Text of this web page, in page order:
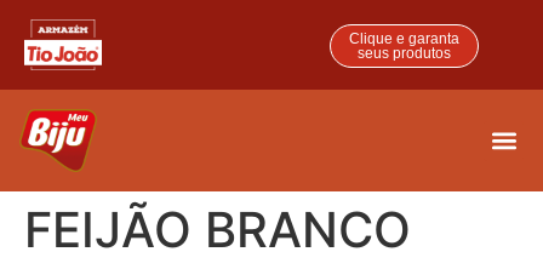
Clique e garanta
seus produtos
FEIJÃO BRANCO